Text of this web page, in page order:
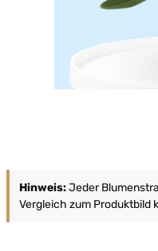
Hinweis:Jeder
Vergleich zum Produktbild